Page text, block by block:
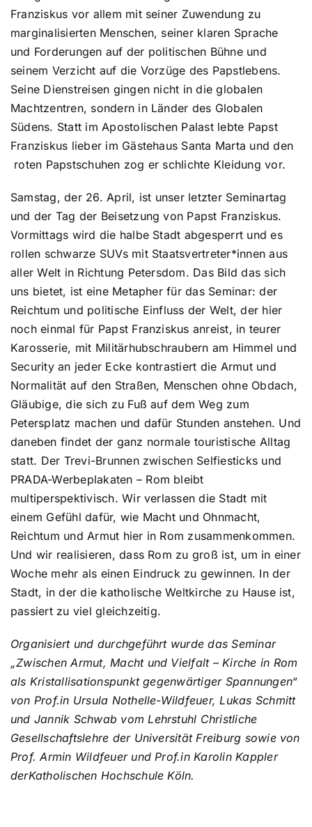
Franziskus vor allem mit seiner Zuwendung zu
marginalisierten Menschen, seiner klaren Sprache
und Forderungen auf der politischen Bühne und
seinem Verzicht auf die Vorzüge des Papstlebens.
Seine Dienstreisen gingen nicht in die globalen
Machtzentren, sondern in Länder des Globalen
Südens. Statt im Apostolischen Palast lebte Papst
Franziskus lieber im Gästehaus Santa Marta und den
roten Papstschuhen zog er schlichte Kleidung vor.
Samstag, der 26. April, ist unser letzter Seminartag
und der Tag der Beisetzung von Papst Franziskus.
Vormittags wird die halbe Stadt abgesperrt und es
rollen schwarze SUVs mit Staatsvertreter*innen aus
aller Welt in Richtung Petersdom. Das Bild das sich
uns bietet, ist eine Metapher für das Seminar: der
Reichtum und politische Einfluss der Welt, der hier
noch einmal für Papst Franziskus anreist, in teurer
Karosserie, mit Militärhubschraubern am Himmel und
Security an jeder Ecke kontrastiert die Armut und
Normalität auf den Straßen, Menschen ohne Obdach,
Gläubige, die sich zu Fuß auf dem Weg zum
Petersplatz machen und dafür Stunden anstehen. Und
daneben findet der ganz normale touristische Alltag
statt. Der Trevi-Brunnen zwischen Selfiesticks und
PRADA-Werbeplakaten – Rom bleibt
multiperspektivisch. Wir verlassen die Stadt mit
einem Gefühl dafür, wie Macht und Ohnmacht,
Reichtum und Armut hier in Rom zusammenkommen.
Und wir realisieren, dass Rom zu groß ist, um in einer
Woche mehr als einen Eindruck zu gewinnen. In der
Stadt, in der die katholische Weltkirche zu Hause ist,
passiert zu viel gleichzeitig.
Organisiert und durchgeführt wurde das Seminar
„Zwischen Armut, Macht und Vielfalt – Kirche in Rom
als Kristallisationspunkt gegenwärtiger Spannungen“
von Prof.in Ursula Nothelle-Wildfeuer, Lukas Schmitt
und Jannik Schwab vom Lehrstuhl Christliche
Gesellschaftslehre der Universität Freiburg sowie von
Prof. Armin Wildfeuer und Prof.in Karolin Kappler
derKatholischen Hochschule Köln.